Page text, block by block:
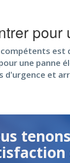
est
une panne
d'urgence et